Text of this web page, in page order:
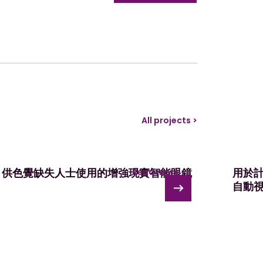
All projects >
供色覺缺失人士使用的增強現實智能眼鏡
Read more >
用於
自動